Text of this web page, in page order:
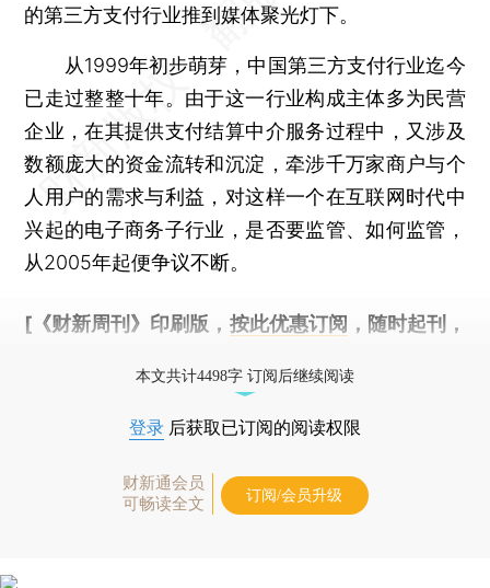
的第三方支付行业推到媒体聚光灯下。
从1999年初步萌芽，中国第三方支付行业迄今
已走过整整十年。由于这一行业构成主体多为民营
企业，在其提供支付结算中介服务过程中，又涉及
数额庞大的资金流转和沉淀，牵涉千万家商户与个
人用户的需求与利益，对这样一个在互联网时代中
兴起的电子商务子行业，是否要监管、如何监管，
从2005年起便争议不断。
[《财新周刊》印刷版， 按此优惠订阅 ，随时起刊，
本文共计4498字 订阅后继续阅读
登录 后获取已订阅的阅读权限
财新通会员
可畅读全文
订阅/会员升级